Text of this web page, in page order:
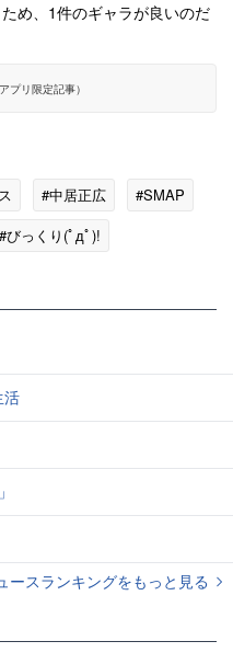
め、1件のギャラが良いのだ
アプリ限定記事）
#中居正広
#SMAP
#びっくり(ﾟдﾟ)!
活
ースランキングをもっと見る